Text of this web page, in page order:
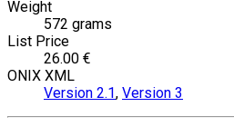
Weight
572 grams
List Price
26.00 €
ONIX XML
Version 2.1, Version 3